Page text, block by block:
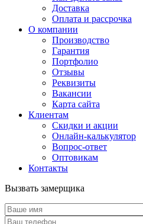
Доставка
Оплата и рассрочка
О компании
Производство
Гарантия
Портфолио
Отзывы
Реквизиты
Вакансии
Карта сайта
Клиентам
Скидки и акции
Онлайн-калькулятор
Вопрос-ответ
Оптовикам
Контакты
Вызвать замерщика